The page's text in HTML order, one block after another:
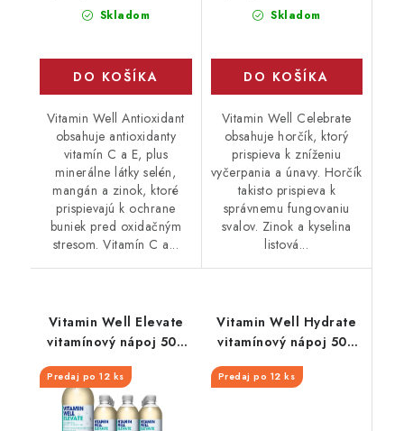
Skladom
DO KOŠÍKA
Vitamin Well Antioxidant
obsahuje antioxidanty
vitamín C a E, plus
minerálne látky selén,
mangán a zinok, ktoré
prispievajú k ochrane
buniek pred oxidačným
stresom. Vitamín C a...
Skladom
DO KOŠÍKA
Vitamin Well Celebrate
obsahuje horčík, ktorý
prispieva k zníženiu
vyčerpania a únavy. Horčík
takisto prispieva k
správnemu fungovaniu
svalov. Zinok a kyselina
listová...
Vitamin Well Elevate
vitamínový nápoj 500
ml
Predaj po 12 ks
Vitamin Well Hydrate
vitamínový nápoj 500
ml
Predaj po 12 ks